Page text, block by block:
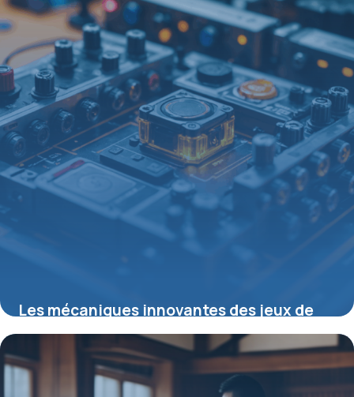
Les mécaniques innovantes des jeux de
sorcière modernes pour tous les joueurs
28 août 2025